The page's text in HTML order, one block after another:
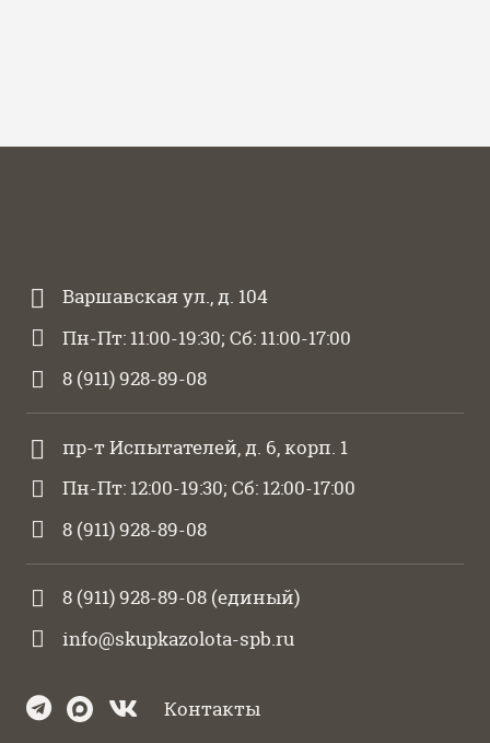
Варшавская ул., д. 104
Пн-Пт: 11:00-19:30; Сб: 11:00-17:00
8 (911) 928-89-08
пр-т Испытателей, д. 6, корп. 1
Пн-Пт: 12:00-19:30; Сб: 12:00-17:00
8 (911) 928-89-08
8 (911) 928-89-08 (единый)
info@skupkazolota-spb.ru
Контакты